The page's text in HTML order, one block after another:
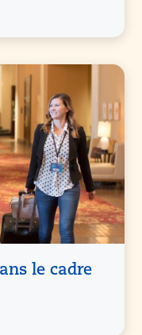
le cadre